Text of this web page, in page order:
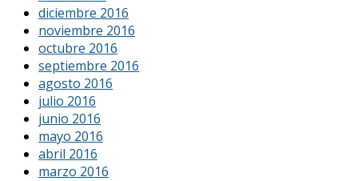
diciembre 2016
noviembre 2016
octubre 2016
septiembre 2016
agosto 2016
julio 2016
junio 2016
mayo 2016
abril 2016
marzo 2016